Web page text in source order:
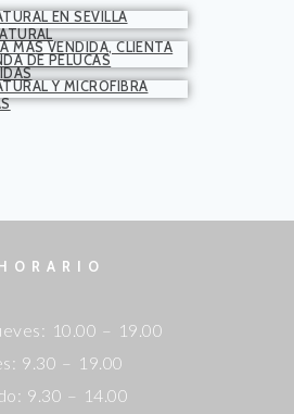
10.00 – 19.00
9.30 – 19.00
9.30 – 14.00